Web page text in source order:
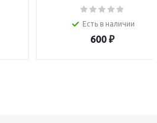
Есть в наличии
600 ₽